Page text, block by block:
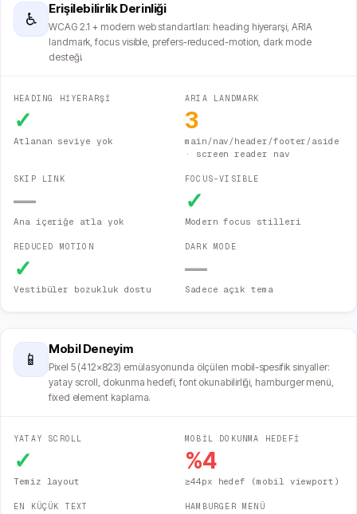
♿
Erişilebilirlik Derinliği
WCAG 2.1 + modern web standartları: heading hiyerarşi, ARIA
landmark, focus visible, prefers-reduced-motion, dark mode
desteği.
HEADING HİYERARŞİ
✓
Atlanan seviye yok
ARIA LANDMARK
3
main/nav/header/footer/aside
· screen reader nav
SKIP LINK
—
Ana içeriğe atla yok
FOCUS-VISIBLE
✓
Modern focus stilleri
REDUCED MOTION
✓
Vestibüler bozukluk dostu
DARK MODE
—
Sadece açık tema
📱
Mobil Deneyim
Pixel 5 (412×823) emülasyonunda ölçülen mobil-spesifik sinyaller:
yatay scroll, dokunma hedefi, font okunabilirliği, hamburger menü,
fixed element kaplama.
YATAY SCROLL
✓
Temiz layout
MOBİL DOKUNMA HEDEFİ
%4
≥44px hedef (mobil viewport)
EN KÜÇÜK TEXT HAMBURGER MENÜ